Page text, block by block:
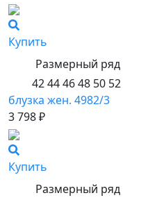
Купить
Размерный ряд
42 44 46 48 50 52
блузка жен. 4982/3
3 798 ₽
Купить
Размерный ряд